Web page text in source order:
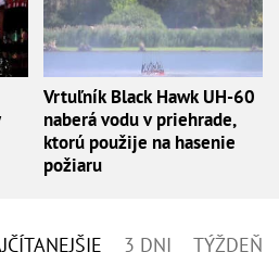
Vrtuľník Black Hawk UH-60
naberá vodu v priehrade,
ktorú použije na hasenie
požiaru
3 DNI TÝŽDEŇ